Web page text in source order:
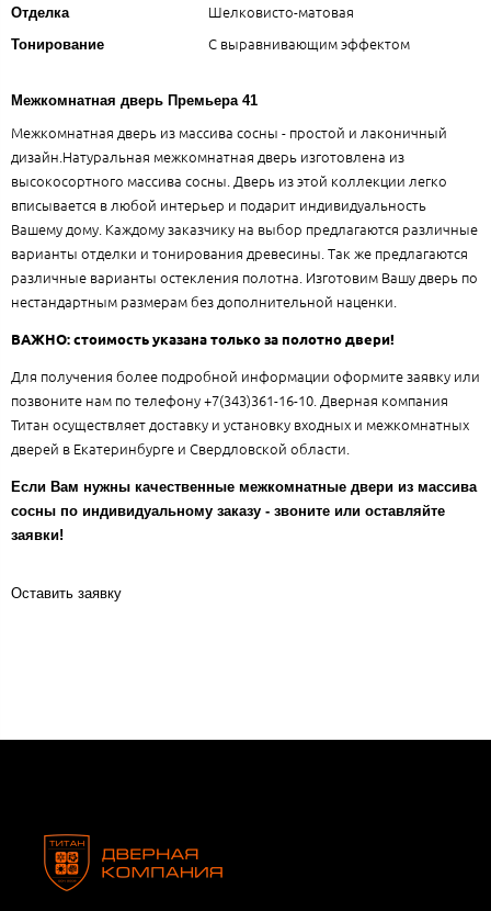
Отделка Шелковисто-матовая
Тонирование С выравнивающим эффектом
Межкомнатная дверь Премьера 41
Межкомнатная дверь из массива сосны - простой и лаконичный
дизайн.Натуральная межкомнатная дверь изготовлена из
высокосортного массива сосны. Дверь из этой коллекции легко
вписывается в любой интерьер и подарит индивидуальность
Вашему дому. Каждому заказчику на выбор предлагаются различные
варианты отделки и тонирования древесины. Так же предлагаются
различные варианты остекления полотна. Изготовим Вашу дверь по
нестандартным размерам без дополнительной наценки.
ВАЖНО: стоимость указана только за полотно двери!
Для получения более подробной информации оформите заявку или
позвоните нам по телефону +7(343)361-16-10. Дверная компания
Титан осуществляет доставку и установку входных и межкомнатных
дверей в Екатеринбурге и Свердловской области.
Если Вам нужны качественные межкомнатные двери из массива
сосны по индивидуальному заказу - звоните или оставляйте
заявки!
Оставить заявку